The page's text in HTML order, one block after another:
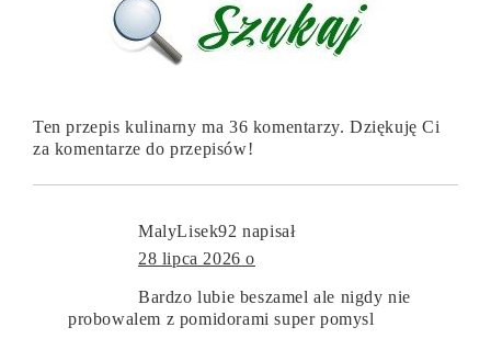
Ten przepis kulinarny ma 36 komentarzy. Dziękuję Ci
za komentarze do przepisów!
MalyLisek92 napisał
28 lipca 2026 o
Bardzo lubie beszamel ale nigdy nie
probowalem z pomidorami super pomysl